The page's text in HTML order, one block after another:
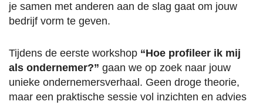
je samen met anderen aan de slag gaat om jouw
bedrijf vorm te geven.
Tijdens de eerste workshop “Hoe profileer ik mij
als ondernemer?” gaan we op zoek naar jouw
unieke ondernemersverhaal. Geen droge theorie,
maar een praktische sessie vol inzichten en advies